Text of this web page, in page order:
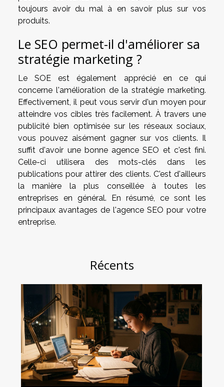
toujours avoir du mal à en savoir plus sur vos
produits.
Le SEO permet-il d'améliorer sa
stratégie marketing ?
Le SOE est également apprécié en ce qui
concerne l'amélioration de la stratégie marketing.
Effectivement, il peut vous servir d'un moyen pour
atteindre vos cibles très facilement. À travers une
publicité bien optimisée sur les réseaux sociaux,
vous pouvez aisément gagner sur vos clients. Il
suffit d'avoir une bonne agence SEO et c'est fini.
Celle-ci utilisera des mots-clés dans les
publications pour attirer des clients. C'est d'ailleurs
la manière la plus conseillée à toutes les
entreprises en général. En résumé, ce sont les
principaux avantages de l'agence SEO pour votre
entreprise.
Récents